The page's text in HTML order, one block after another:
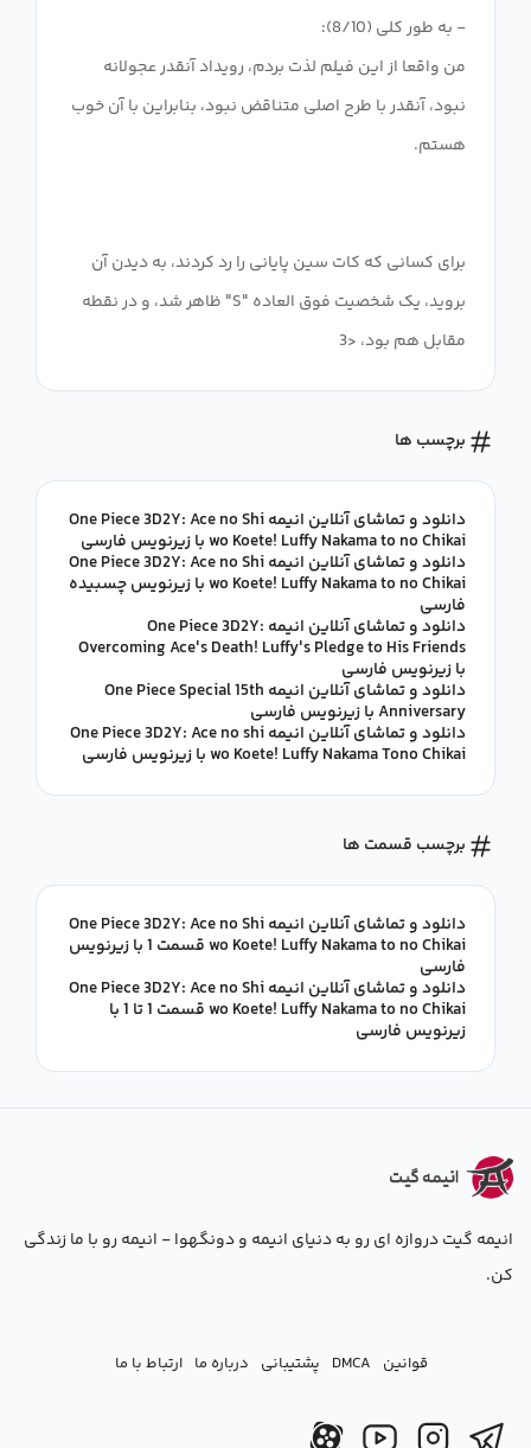
من واقعا از این فیلم لذت بردم، رویداد آنقدر عجولانه
نبود، آنقدر با طرح اصلی متناقض نبود، بنابراین با آن خوب
برای کسانی که کات سین پایانی را رد کردند، به دیدن آن
بروید، یک شخصیت فوق العاده "S" ظاهر شد، و در نقطه
مقابل هم بود، <3
برچسب ها
دانلود و تماشای آنلاین انیمه One Piece 3D2Y: Ace no Shi
wo Koete! Luffy Nakama to no Chikai با زیرنویس فارسی
دانلود و تماشای آنلاین انیمه One Piece 3D2Y: Ace no Shi
wo Koete! Luffy Nakama to no Chikai با زیرنویس چسبیده
فارسی
دانلود و تماشای آنلاین انیمه One Piece 3D2Y:
Overcoming Ace's Death! Luffy's Pledge to His Friends
با زیرنویس فارسی
دانلود و تماشای آنلاین انیمه One Piece Special 15th
Anniversary با زیرنویس فارسی
دانلود و تماشای آنلاین انیمه One Piece 3D2Y: Ace no shi
wo Koete! Luffy Nakama Tono Chikai با زیرنویس فارسی
برچسب قسمت ها
دانلود و تماشای آنلاین انیمه One Piece 3D2Y: Ace no Shi
wo Koete! Luffy Nakama to no Chikai قسمت 1 با زیرنویس
فارسی
دانلود و تماشای آنلاین انیمه One Piece 3D2Y: Ace no Shi
wo Koete! Luffy Nakama to no Chikai قسمت 1 تا 1 با
زیرنویس فارسی
انیمه گیت دروازه ای رو به دنیای انیمه و دونگهوا - انیمه رو با ما زندگی
کن.
قوانین DMCA پشتیبانی درباره ما ارتباط با ما